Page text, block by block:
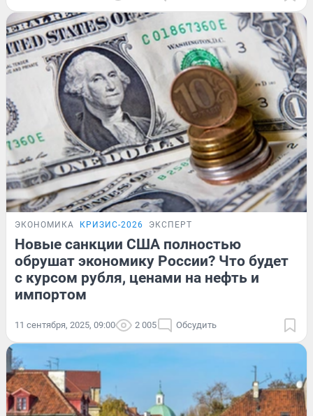
ЭКОНОМИКА КРИЗИС-2026 ЭКСПЕРТ
Новые санкции США полностью
обрушат экономику России? Что будет
с курсом рубля, ценами на нефть и
импортом
11 сентября, 2025, 09:00 2 005 Обсудить